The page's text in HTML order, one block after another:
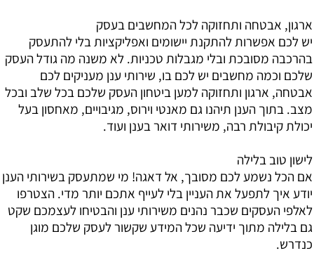
ארגון, אבטחה ותחזוקה לכל המחשבים בעסק
יש לכם אפשרות להתקנת יישומים ואפליקציות בלי להתעסק
בהרכבה מסובכת ובלי מגבלות טכניות. לא משנה מה גודל העסק
שלכם וכמה מחשבים יש לכם בו, שירותי ענן מעניקים לכם
אבטחה, ארגון ותחזוקה למען ביטחון העסק שלכם בכל שלב ובכל
מצב. בתוך הענן תיהנו גם מאנטי וירוס, מגיבויים, מאחסון בעל
יכולת קיבולת רבה, משירותי דואר בענן ועוד.
לישון טוב בלילה
אם הכל נשמע לכם מסובך, אל דאגה! מי שמתעסק בשירותי הענן
יודע איך לתפעל את העניין בלי לעייף אתכם יותר מדי. הצטרפו
לאלפי העסקים שכבר נהנים משירותי ענן והבטיחו לעצמכם שקט
גם בלילה מתוך ידיעה שכל המידע שקשור לעסק שלכם מוגן
כנדרש.